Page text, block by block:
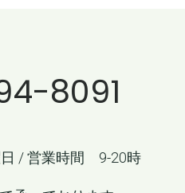
8091
/ 営業時間 9-20時